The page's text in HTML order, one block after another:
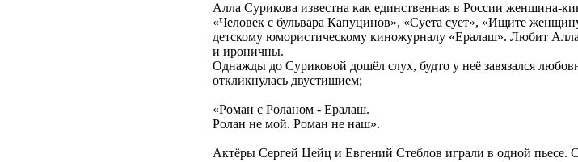
Алла Сурикова известна как единственная в России женшина-
«Человек с бульвара Капуцинов», «Суета сует», «Ищите
детскому юмористическому киножурналу «Ералаш». Любит
и ироничны.
Однажды до Суриковой дошёл слух, будто у неё завязался
откликнулась двустишием;
«Роман с Роланом - Ералаш.
Ролан не мой. Роман не наш».
Актёры Сергей Цейц и Евгений Стеблов играли в одной пьесе.